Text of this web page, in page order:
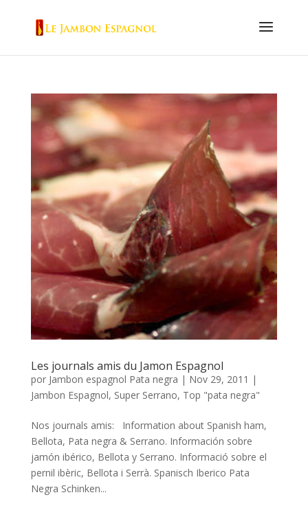
Les journals amis du Jamon Espagnol
por Jambon espagnol Pata negra | Nov 29, 2011 |
Jambon Espagnol, Super Serrano, Top "pata negra"
Nos journals amis: Information about Spanish ham,
Bellota, Pata negra & Serrano. Información sobre
jamón ibérico, Bellota y Serrano. Informació sobre el
pernil ibèric, Bellota i Serrà. Spanisch Iberico Pata
Negra Schinken...